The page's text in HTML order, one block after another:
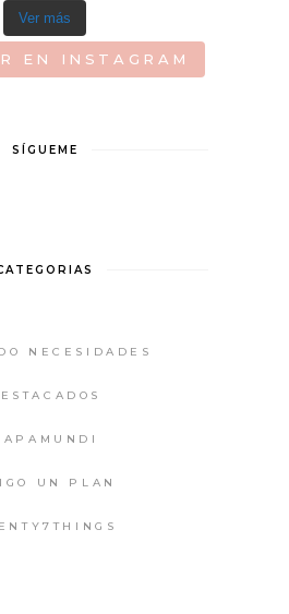
Ver más
EN INSTAGRAM
SÍGUEME
NECESIDADES
UN PLAN